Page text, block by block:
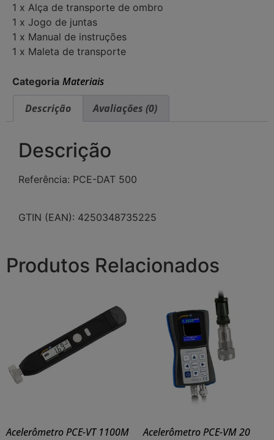
1 x Alça de transporte de ombro
1 x Jogo de juntas
1 x Manual de instruções
1 x Maleta de transporte
Categoria Materiais
Descrição
Avaliações (0)
Descrição
Referência: PCE-DAT 500
GTIN (EAN): 4250348735225
Produtos Relacionados
Acelerômetro PCE-VT 1100M Acelerômetro PCE-VM 20